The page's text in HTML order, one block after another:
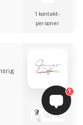
1 kontakt­
personer
1